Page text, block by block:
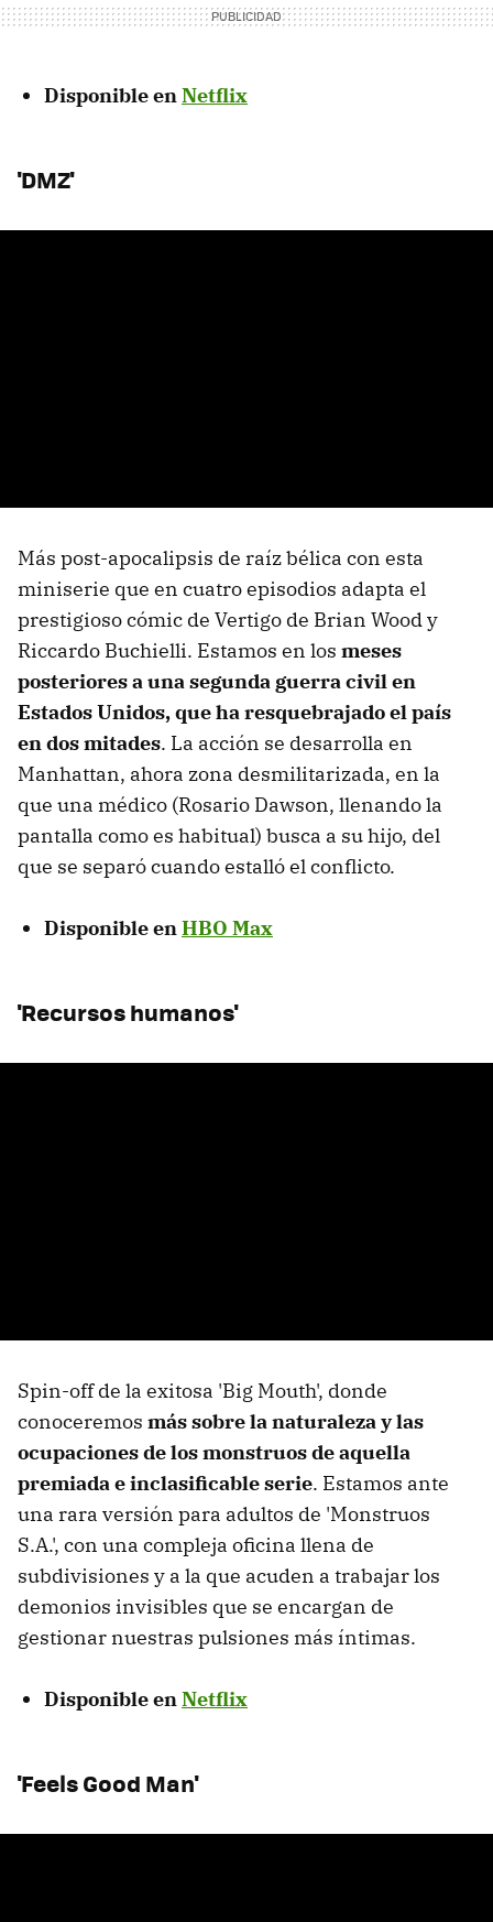
Disponible enNetflix
'DMZ'
Más post-apocalipsis de raíz bélica con esta
miniserie que en cuatro episodios adapta el
prestigioso cómic de Vertigo de Brian Wood y
Riccardo Buchielli. Estamos en los meses
posteriores a una segunda guerra civil en
Estados Unidos, que ha resquebrajado el país
en dos mitades. La acción se desarrolla en
Manhattan, ahora zona desmilitarizada, en la
que una médico (Rosario Dawson, llenando la
pantalla como es habitual) busca a su hijo, del
que se separó cuando estalló el conflicto.
Disponible enHBO Max
'Recursos humanos'
Spin-off de la exitosa 'Big Mouth', donde
conoceremos más sobre la naturaleza y las
ocupaciones de los monstruos de aquella
premiada e inclasificable serie. Estamos ante
una rara versión para adultos de 'Monstruos
S.A.', con una compleja oficina llena de
subdivisiones y a la que acuden a trabajar los
demonios invisibles que se encargan de
gestionar nuestras pulsiones más íntimas.
Disponible enNetflix
'Feels Good Man'